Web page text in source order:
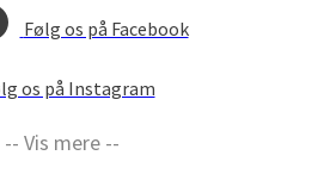
Følg os på Facebook
os på Instagram
-- Vis mere --